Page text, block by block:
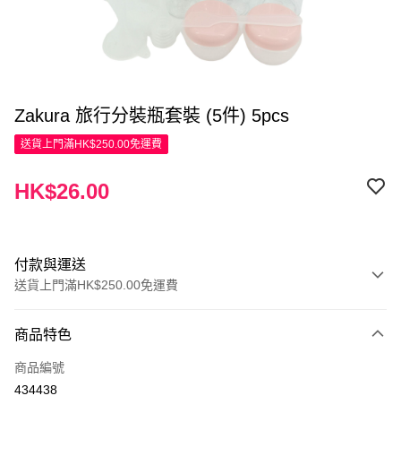
Zakura 旅行分裝瓶套裝 (5件) 5pcs
送貨上門滿HK$250.00免運費
HK$26.00
付款與運送
送貨上門滿HK$250.00免運費
信用卡
Apple Pay
商品特色
商品編號
434438